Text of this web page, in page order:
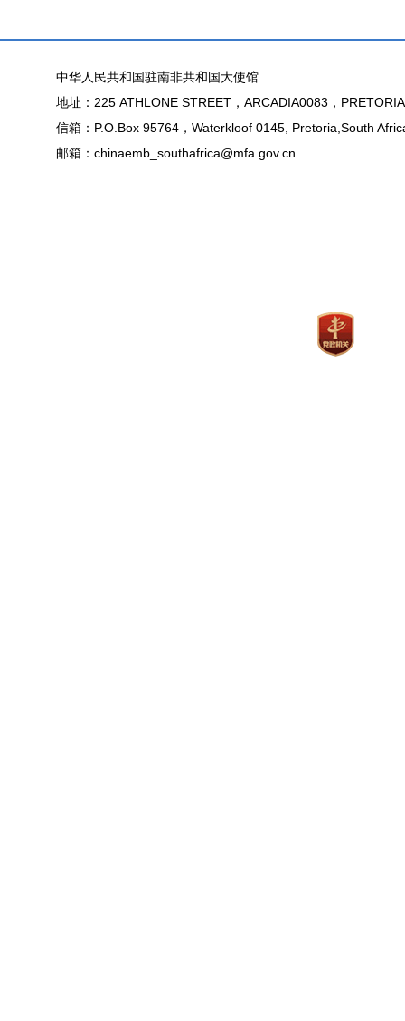
中华人民共和国驻南非共和国大使馆
地址：225 ATHLONE STREET，ARCADIA0083，
信箱：P.O.Box 95764，Waterkloof 0145, Pretoria,South
邮箱：chinaemb_southafrica@mfa.gov.cn